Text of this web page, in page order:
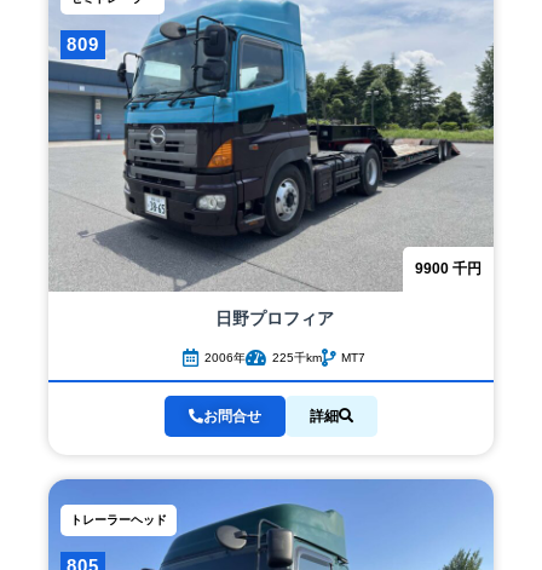
9900 千円
809
日野プロフィア
2006年 225千km MT7
お問合せ 詳細
805
トレーラーヘッド